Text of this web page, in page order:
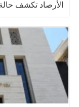
الأرصاد تكشف حالة